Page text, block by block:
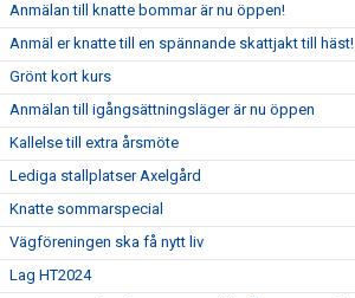
Anmälan till knatte bommar är nu öppen!
Anmäl er knatte till en spännande skattjakt till häst!
Grönt kort kurs
Anmälan till igångsättningsläger är nu öppen
Kallelse till extra årsmöte
Lediga stallplatser Axelgård
Knatte sommarspecial
Vägföreningen ska få nytt liv
Lag HT2024